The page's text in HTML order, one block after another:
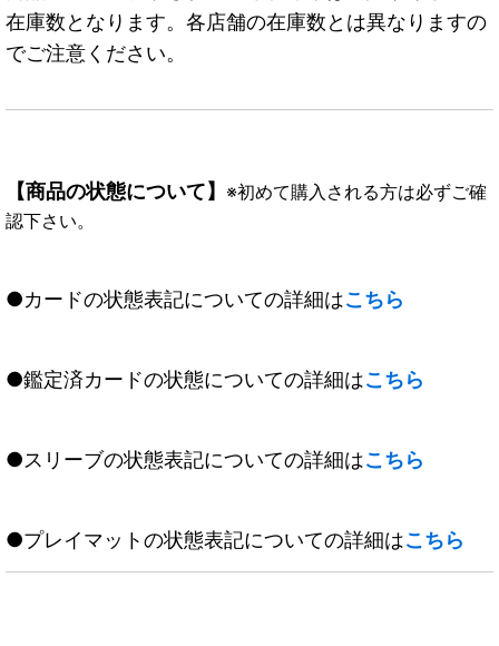
在庫数となります。各店舗の在庫数とは異なりますの
でご注意ください。
【商品の状態について】 ※初めて購入される方は必ずご確
認下さい。
●カードの状態表記についての詳細はこちら
●鑑定済カードの状態についての詳細はこちら
●スリーブの状態表記についての詳細はこちら
●プレイマットの状態表記についての詳細はこちら